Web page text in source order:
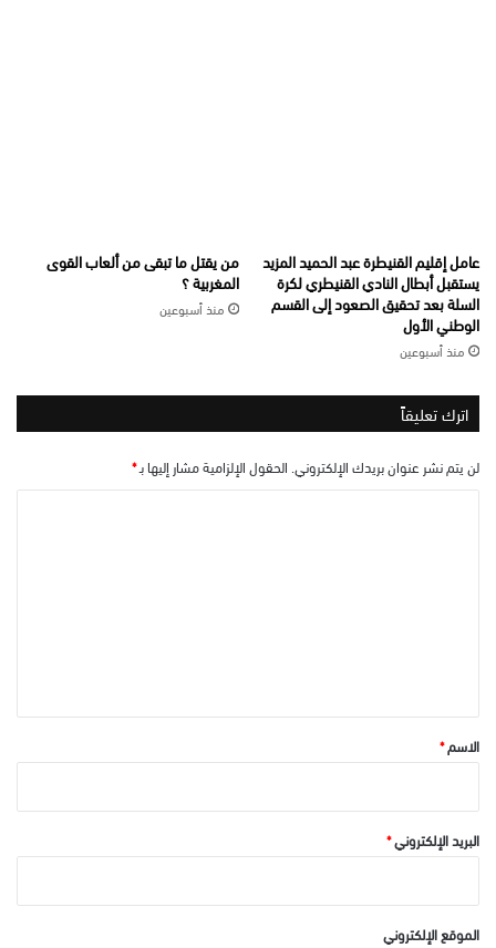
عامل إقليم القنيطرة عبد الحميد المزيد
يستقبل أبطال النادي القنيطري لكرة
السلة بعد تحقيق الصعود إلى القسم
الوطني الأول
منذ أسبوعين
من يقتل ما تبقى من ألعاب القوى
المغربية ؟
منذ أسبوعين
اترك تعليقاً
لن يتم نشر عنوان بريدك الإلكتروني. الحقول الإلزامية مشار إليها بـ*
*الاسم*
البريد الإلكتروني*
الموقع الإلكتروني